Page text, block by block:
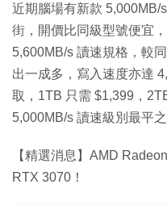
近期腦場有新款 5,000MB/
街，開價比同級型號便宜
5,600MB/s 讀速規格，較
出一成多，寫入速度亦達
取，1TB 只需 $1,399，
5,000MB/s 讀速級別最平之
【精選消息】AMD
RTX 3070！